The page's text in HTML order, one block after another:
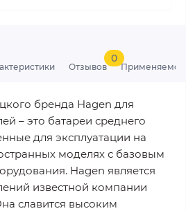
Отзывов
0
бренда Hagen для
– это батареи среднего
для эксплуатации на
моделях с базовым
Hagen является
известной компании
славится высоким